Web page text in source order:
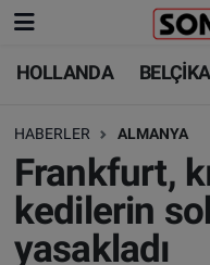
HOLLANDA BELÇİKA
HABERLER ALMANYA
Frankfurt,
kedilerin
yasakladı
HOLLANDA
BELÇİKA
ALMANYA
FRANSA
HOLLANDA
BELÇİKA
ALMANYA
TÜRKİYE
Nöbetçi Eczaneler
Hava Durumu
Trafik Durumu
Süper Lig Puan